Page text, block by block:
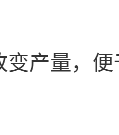
产量，